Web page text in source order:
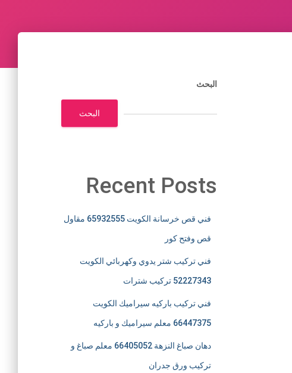
البحث
البحث
Recent Posts
فني قص خرسانة الكويت 65932555 مقاول
قص وفتح كور
فني تركيب شتر يدوي وكهربائي الكويت
52227343 تركيب شترات
فني تركيب باركيه سيراميك الكويت
66447375 معلم سيراميك و باركيه
دهان صباغ النزهة 66405052 معلم صباغ و
تركيب ورق جدران